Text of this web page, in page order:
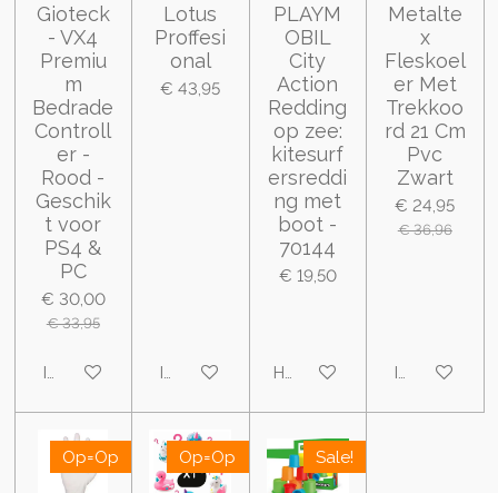
Gioteck
- VX4
Premiu
m
Bedrade
Controll
er -
Rood -
Geschik
t voor
PS4 &
PC
€ 30,00
€ 33,95
In winkelwagen
Lotus
Proffesi
onal
€ 43,95
In winkelwagen
PLAYM
OBIL
City
Action
Redding
op zee:
kitesurf
ersreddi
ng met
boot -
70144
€ 19,50
Houd mij op de hoogte
Metalte
x
Fleskoel
er Met
Trekkoo
rd 21 Cm
Pvc
Zwart
€ 24,95
€ 36,96
In
Op=Op Op=Op Sale!